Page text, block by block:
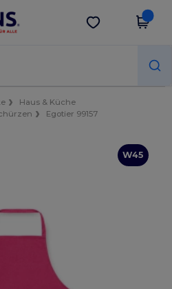
App!
App holen
Haus & Küche
Egotier 99157
W45